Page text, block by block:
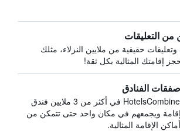
من التعليقات
وتعليقات حقيقية من ملايين النزلاء، مثلك
إقامتك المثالية بكل ثقة!
الفنادق
يبحث HotelsCombined في أكثر من 3 ملايين فندق
ويجمعهم في مكان واحد حتى تتمكن من
الإقامة المثالية.